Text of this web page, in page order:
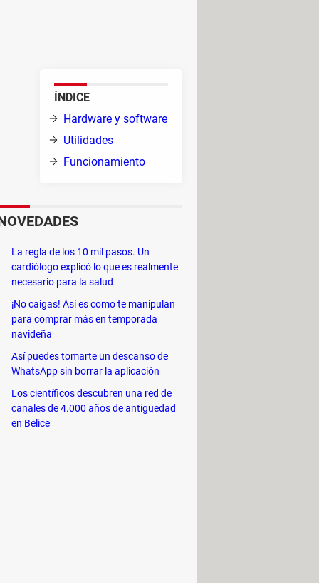
open-source extensibles
accesible y por ello,
ÍNDICE
Hardware y software
Utilidades
Funcionamiento
),
Consiste en un circuito
E/S (entrada-salida)
impreso, está habilitada
También podremos conectarlo
La regla de los 10 mil pasos. Un
cardiólogo explicó lo que es realmente
necesario para la salud
¡No caigas! Así es como te manipulan
para comprar más en temporada
navideña
Así puedes tomarte un descanso de
WhatsApp sin borrar la aplicación
Los científicos descubren una red de
canales de 4.000 años de antigüedad
en Belice